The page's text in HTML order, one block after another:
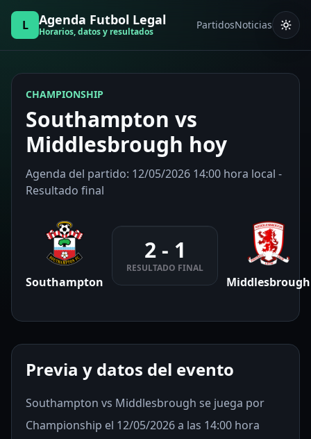
L Agenda Futbol Legal
Horarios, datos y resultados
PartidosNoticias
CHAMPIONSHIP
Southampton vs
Middlesbrough hoy
Agenda del partido: 12/05/2026 14:00 hora local -
Resultado final
Southampton
2 - 1
RESULTADO FINAL
Middlesbrough
Previa y datos del evento
Southampton vs Middlesbrough se juega por
Championship el 12/05/2026 a las 14:00 hora